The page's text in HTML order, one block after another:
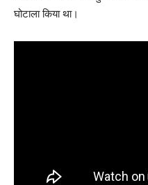
घोटाला किया था।